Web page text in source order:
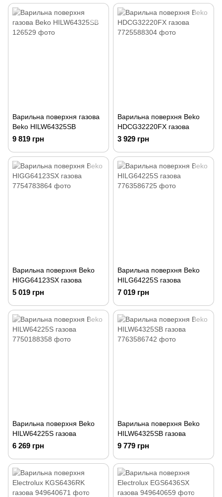
Варильна поверхня газова
Beko HILW64325SB
9 819 грн
Варильна поверхня Beko
HDCG32220FX газова
3 929 грн
Варильна поверхня Beko
HIGG64123SX газова
5 019 грн
Варильна поверхня Beko
HILG64225S газова
7 019 грн
Варильна поверхня Beko
HILW64225S газова
6 269 грн
Варильна поверхня Beko
HILW64325SB газова
9 779 грн